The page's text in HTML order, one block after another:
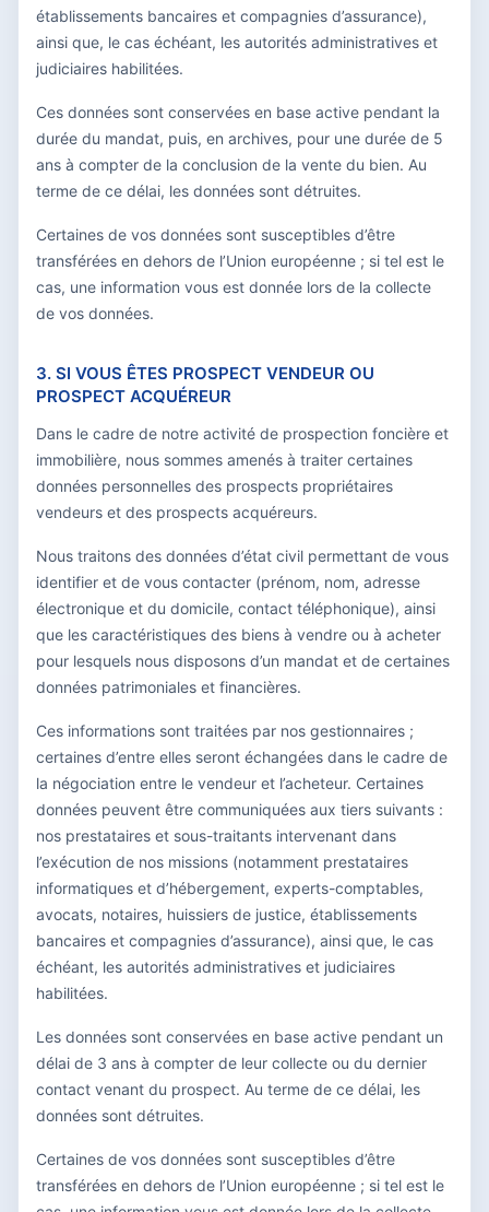
établissements bancaires et compagnies d’assurance),
ainsi que, le cas échéant, les autorités administratives et
judiciaires habilitées.
Ces données sont conservées en base active pendant la
durée du mandat, puis, en archives, pour une durée de 5
ans à compter de la conclusion de la vente du bien. Au
terme de ce délai, les données sont détruites.
Certaines de vos données sont susceptibles d’être
transférées en dehors de l’Union européenne ; si tel est le
cas, une information vous est donnée lors de la collecte
de vos données.
3. SI VOUS ÊTES PROSPECT VENDEUR OU
PROSPECT ACQUÉREUR
Dans le cadre de notre activité de prospection foncière et
immobilière, nous sommes amenés à traiter certaines
données personnelles des prospects propriétaires
vendeurs et des prospects acquéreurs.
Nous traitons des données d’état civil permettant de vous
identifier et de vous contacter (prénom, nom, adresse
électronique et du domicile, contact téléphonique), ainsi
que les caractéristiques des biens à vendre ou à acheter
pour lesquels nous disposons d’un mandat et de certaines
données patrimoniales et financières.
Ces informations sont traitées par nos gestionnaires ;
certaines d’entre elles seront échangées dans le cadre de
la négociation entre le vendeur et l’acheteur. Certaines
données peuvent être communiquées aux tiers suivants :
nos prestataires et sous-traitants intervenant dans
l’exécution de nos missions (notamment prestataires
informatiques et d’hébergement, experts-comptables,
avocats, notaires, huissiers de justice, établissements
bancaires et compagnies d’assurance), ainsi que, le cas
échéant, les autorités administratives et judiciaires
habilitées.
Les données sont conservées en base active pendant un
délai de 3 ans à compter de leur collecte ou du dernier
contact venant du prospect. Au terme de ce délai, les
données sont détruites.
Certaines de vos données sont susceptibles d’être
transférées en dehors de l’Union européenne ; si tel est le